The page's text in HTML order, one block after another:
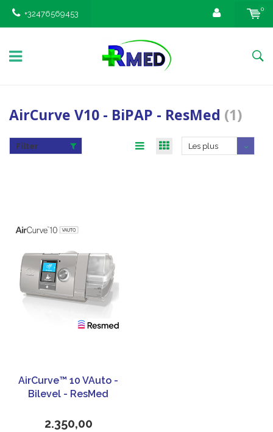
+32476569453
0
AirCurve V10 - BiPAP - ResMed (1)
Filter
Les plus
AirCurve™ 10 VAuto -
Bilevel - ResMed
2.350,00